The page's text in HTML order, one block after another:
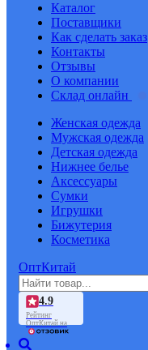
Каталог
Поставщики
Как сделать заказ
Контакты
Отзывы
О компании
Склад онлайн
Женская одежда
Мужская одежда
Детская одежда
Нижнее белье
Аксессуары
Сумки
Игрушки
Бижутерия
Косметика
ОптКитай
4.9
Рейтинг
ОптКитай на